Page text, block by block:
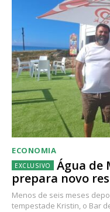
ECONOMIA
Água de
prepara novo
Menos de seis meses
tempestade Kristin, o Bar